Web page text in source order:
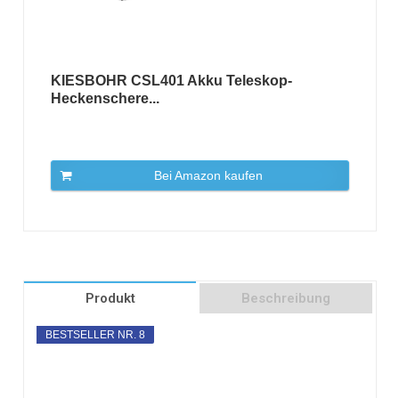
KIESBOHR CSL401 Akku Teleskop-
Heckenschere...
Bei Amazon kaufen
Produkt Beschreibung
BESTSELLER NR. 8